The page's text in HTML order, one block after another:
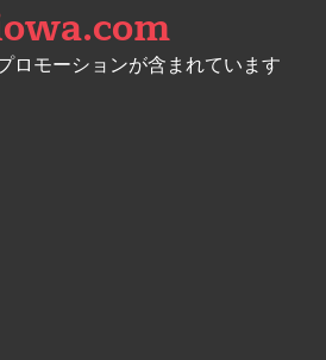
ロモーションが含まれています